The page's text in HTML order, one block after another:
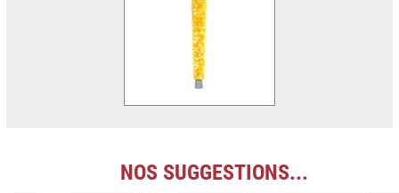
NOS SUGGESTIONS...